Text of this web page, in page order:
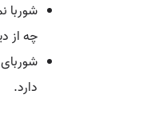
شوربا
چه از
دارد.